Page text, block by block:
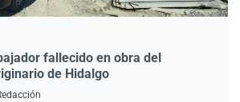
fallecido en obra del
de Hidalgo